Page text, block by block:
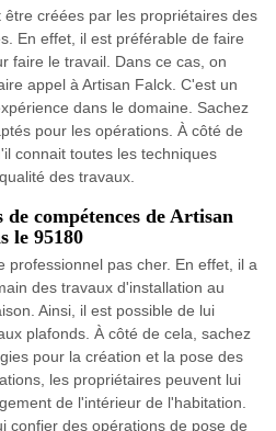
créées par les propriétaires des
En effet, il est préférable de faire
faire le travail. Dans ce cas, on
appel à Artisan Falck. C'est un
dans le domaine. Sachez
pour les opérations. À côté de
connait toutes les techniques
des travaux.
compétences de Artisan
le 95180
professionnel pas cher. En effet, il a
des travaux d'installation au
Ainsi, il est possible de lui
plafonds. À côté de cela, sachez
pour la création et la pose des
les propriétaires peuvent lui
de l'intérieur de l'habitation.
confier des opérations de pose de